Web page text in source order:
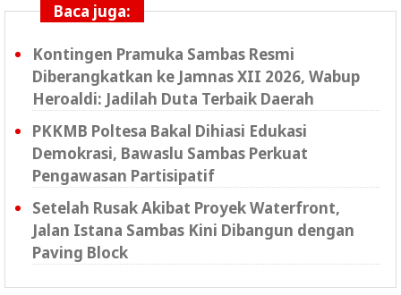
Baca juga:
Kontingen Pramuka Sambas Resmi
Diberangkatkan ke Jamnas XII 2026, Wabup
Heroaldi: Jadilah Duta Terbaik Daerah
PKKMB Poltesa Bakal Dihiasi Edukasi
Demokrasi, Bawaslu Sambas Perkuat
Pengawasan Partisipatif
Setelah Rusak Akibat Proyek Waterfront,
Jalan Istana Sambas Kini Dibangun dengan
Paving Block